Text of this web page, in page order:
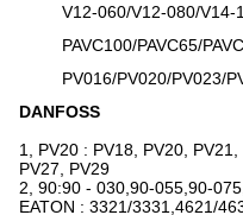
V12-060/V12-080/V14-
PAVC100/PAVC65/
PV016/PV020/PV023/
DANFOSS
1, PV20 : PV18, PV20,
PV27, PV29
2, 90:90 - 030,90-055,90-
EATON : 3321/3331,4621/